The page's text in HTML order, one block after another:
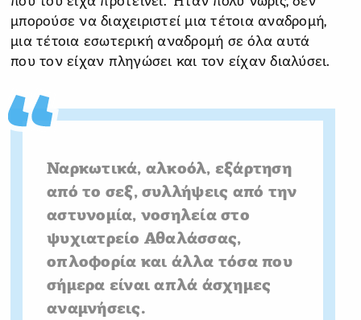
μπορούσε να διαχειριστεί μια τέτοια αναδρομή,
μια τέτοια εσωτερική αναδρομή σε όλα αυτά
που τον είχαν πληγώσει και τον είχαν διαλύσει.
Ναρκωτικά, αλκοόλ, εξάρτηση
από το σεξ, συλλήψεις από την
αστυνομία, νοσηλεία στο
ψυχιατρείο Αθαλάσσας,
οπλοφορία και άλλα τόσα που
σήμερα είναι απλά άσχημες
αναμνήσεις.